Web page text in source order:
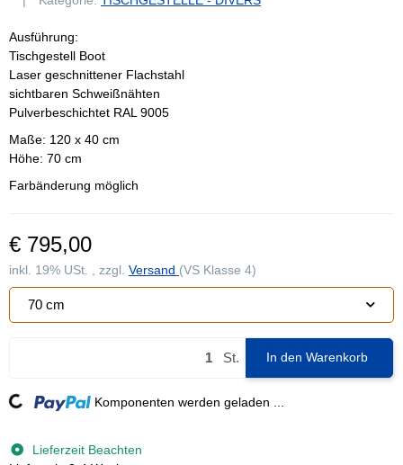
Ausführung:
Tischgestell Boot
Laser geschnittener Flachstahl
sichtbaren Schweißnähten
Pulverbeschichtet RAL 9005
Maße: 120 x 40 cm
Höhe: 70 cm
Farbänderung möglich
€ 795,00
inkl. 19% USt. , zzgl. Versand (VS Klasse 4)
70 cm
St. In den Warenkorb
Loading... Komponenten werden geladen ...
Lieferzeit Beachten